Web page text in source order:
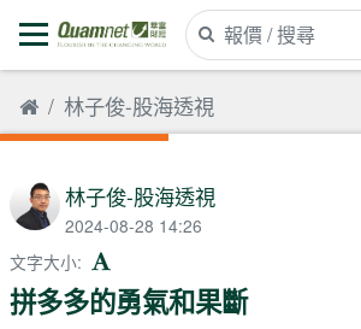
林子俊-股海透視
林子俊-股海透視
2024-08-28 14:26
文字大小:
拼多多的勇氣和果斷